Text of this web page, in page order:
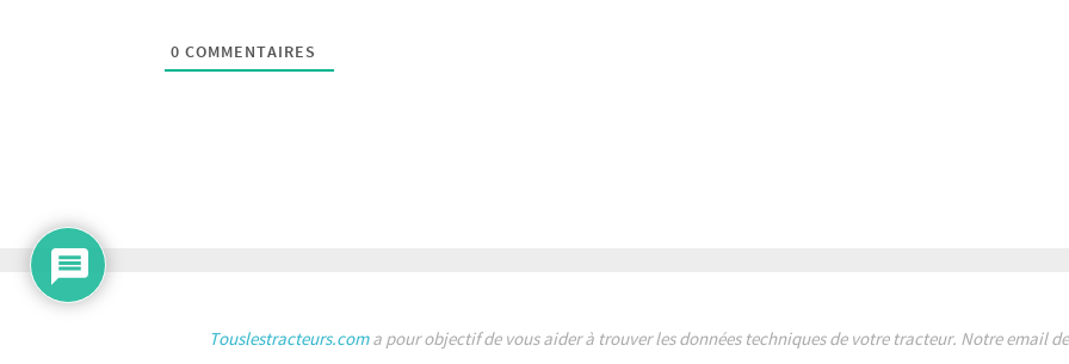
0 COMMENTAIRES
Touslestracteurs.coma pour objectif de vous aider à trouver les données techniques de votre tracteur. Notre email